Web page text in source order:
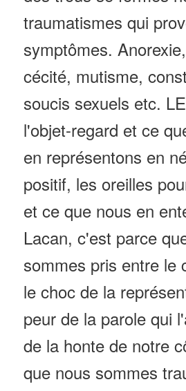
traumatismes qui
symptômes.
cécité, mutisme,
soucis sexuels etc.
l'objet-regard et ce
en représentons en
positif, les oreilles
et ce que nous en
Lacan, c'est parce
sommes pris entre le
le choc de la
peur de la parole qui
de la honte de notre
que nous sommes